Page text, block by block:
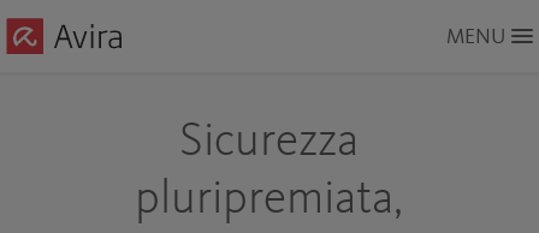
to
MENU
Sicurezza
pluripremiata,